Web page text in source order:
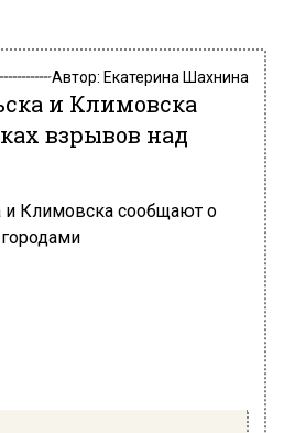
Автор: Екатерина Шахнина
и Климовска
взрывов над